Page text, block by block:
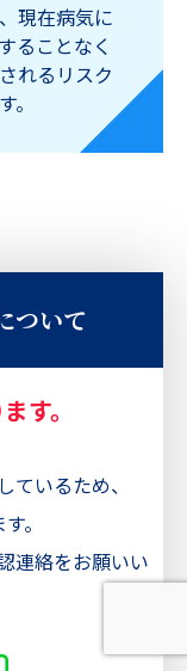
現在病気に
ることなく
れるリスク
ついて
す。
いるため、
。
連絡をお願いい